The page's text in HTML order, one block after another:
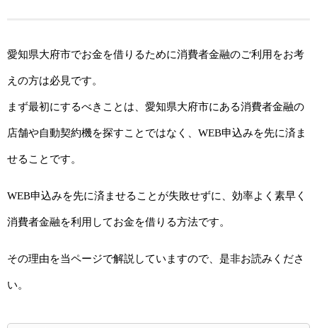
愛知県大府市でお金を借りるために消費者金融のご利用をお考
えの方は必見です。
まず最初にするべきことは、愛知県大府市にある消費者金融の
店舗や自動契約機を探すことではなく、WEB申込みを先に済ま
せることです。
WEB申込みを先に済ませることが失敗せずに、効率よく素早く
消費者金融を利用してお金を借りる方法です。
その理由を当ページで解説していますので、是非お読みくださ
い。